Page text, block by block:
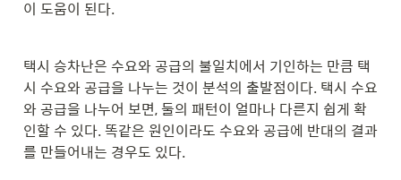
이 도움이 된다.
택시 승차난은 수요와 공급의 불일치에서 기인하는 만큼 택
시 수요와 공급을 나누는 것이 분석의 출발점이다. 택시 수요
와 공급을 나누어 보면, 둘의 패턴이 얼마나 다른지 쉽게 확
인할 수 있다. 똑같은 원인이라도 수요와 공급에 반대의 결과
를 만들어내는 경우도 있다.